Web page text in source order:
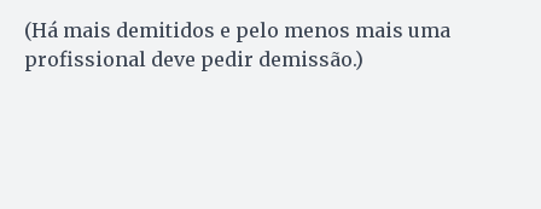
(Há mais demitidos e pelo menos mais uma
profissional deve pedir demissão.)